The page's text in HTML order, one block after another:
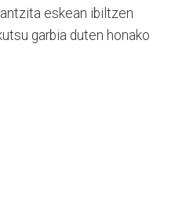
eskean ibiltzen
garbia duten honako